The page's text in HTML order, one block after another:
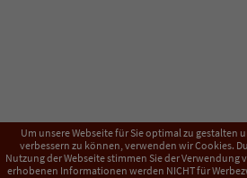
Um unsere Webseite für Sie optimal zu gestalten
verbessern zu können, verwenden wir Cookies.
Nutzung der Webseite stimmen Sie der Verwendung
erhobenen Informationen werden NICHT für
Impressum AGB